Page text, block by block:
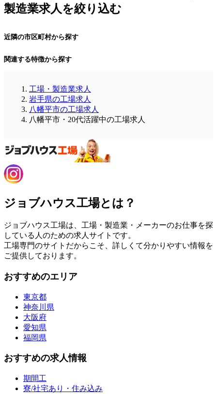
製造業求人を絞り込む
近隣の市区町村から探す
関連する特徴から探す
工場・製造業求人
岩手県の工場求人
八幡平市の工場求人
八幡平市・20代活躍中の工場求人
ジョブハウス工場とは？
ジョブハウス工場は、工場・製造業・メーカーのお仕事を探
している人のための求人サイトです。
工場専門のサイトだからこそ、詳しくて分かりやすい情報を
ご提供しております。
おすすめのエリア
東京都
神奈川県
大阪府
愛知県
福岡県
おすすめの求人情報
期間工
寮/社宅あり・住み込み